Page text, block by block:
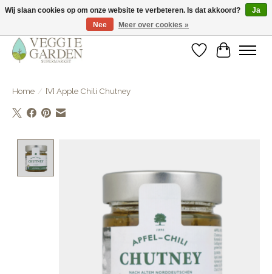
vegan & veggie products | free store pick-up
Verlanglijst
Home / [V] Apple Chili Chutney
Wij slaan cookies op om onze website te verbeteren. Is dat akkoord?
Ja
Nee
Meer over cookies »